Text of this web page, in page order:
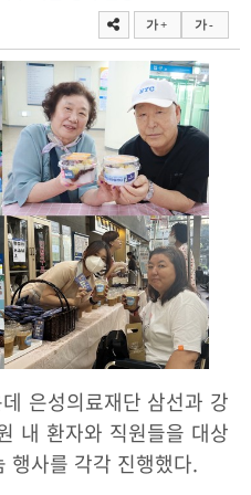
가 + 가 -
은성의료재단 삼선과 강
내 환자와 직원들을 대상
행사를 각각 진행했다.